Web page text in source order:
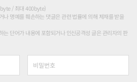
/ 최대 400byte)
나 명예를 훼손하는 댓글은 관련 법률에 의해 제재를 받을
는 단어가 내용에 포함되거나 인신공격성 글은 관리자의 판